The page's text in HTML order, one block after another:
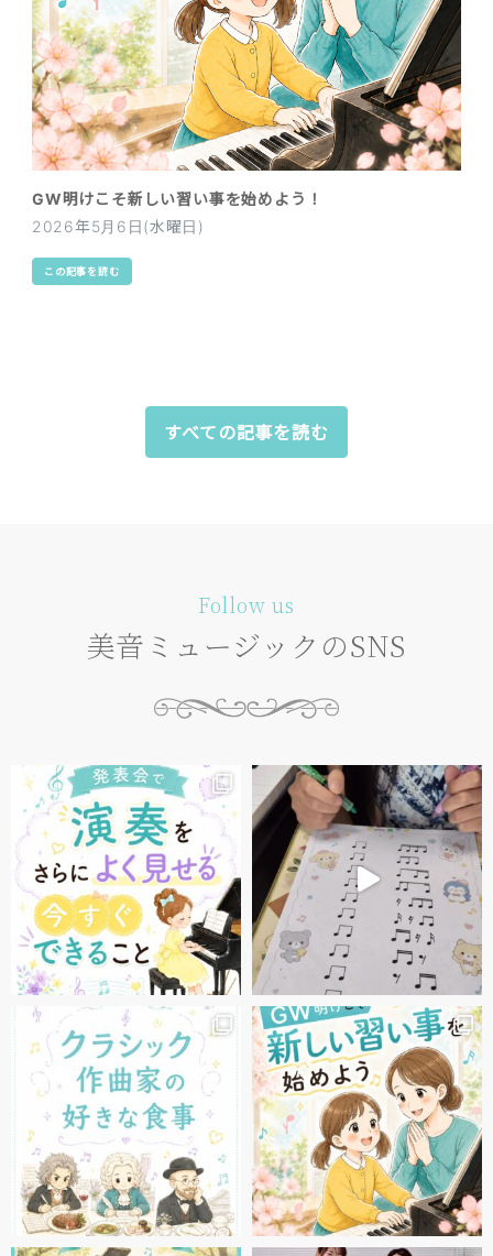
GW明けこそ新しい習い事を始めよう！
2026年5月6日(水曜日)
この記事を読む
すべての記事を読む
Follow us
美音ミュージックのSNS